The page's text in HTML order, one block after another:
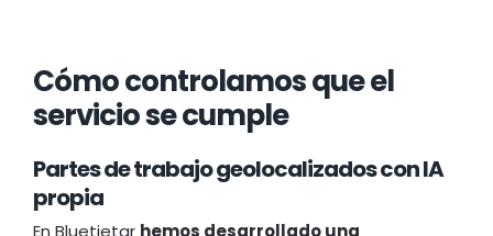
Cómo controlamos que el
servicio se cumple
Partes de trabajo geolocalizados con IA
propia
En Bluetietar hemos desarrollado una